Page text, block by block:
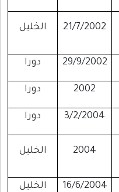
21/7/2002 الخليل
29/9/2002 دورا
2002 دورا
3/2/2004 دورا
2004 الخليل
16/6/2004 الخليل